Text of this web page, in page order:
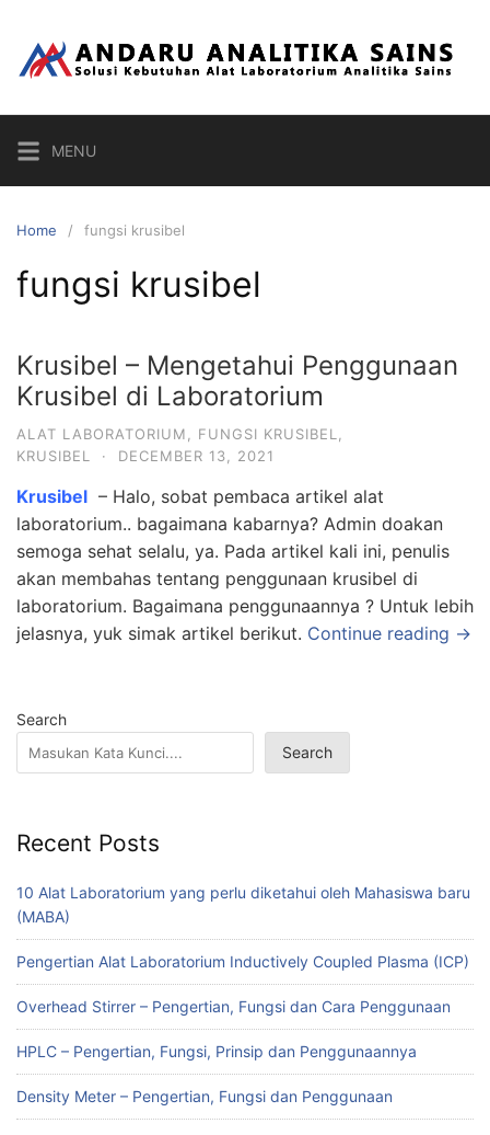
content
MENU
Home fungsi krusibel
fungsi krusibel
Krusibel – Mengetahui Penggunaan
Krusibel di Laboratorium
ALAT LABORATORIUM FUNGSI KRUSIBEL
KRUSIBEL
· DECEMBER 13, 2021
Krusibel – Halo, sobat pembaca artikel alat
laboratorium.. bagaimana kabarnya? Admin doakan
semoga sehat selalu, ya. Pada artikel kali ini, penulis
akan membahas tentang penggunaan krusibel di
laboratorium. Bagaimana penggunaannya ? Untuk lebih
jelasnya, yuk simak artikel berikut. Continue reading →
Search
Search
Recent Posts
10 Alat Laboratorium yang perlu diketahui oleh Mahasiswa baru
(MABA)
Pengertian Alat Laboratorium Inductively Coupled Plasma (ICP)
Overhead Stirrer – Pengertian, Fungsi dan Cara Penggunaan
HPLC – Pengertian, Fungsi, Prinsip dan Penggunaannya
Density Meter – Pengertian, Fungsi dan Penggunaan